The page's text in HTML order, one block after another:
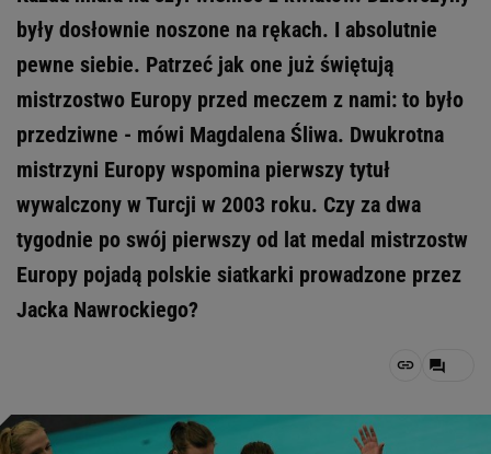
były dosłownie noszone na rękach. I absolutnie
pewne siebie. Patrzeć jak one już świętują
mistrzostwo Europy przed meczem z nami: to było
przedziwne - mówi Magdalena Śliwa. Dwukrotna
mistrzyni Europy wspomina pierwszy tytuł
wywalczony w Turcji w 2003 roku. Czy za dwa
tygodnie po swój pierwszy od lat medal mistrzostw
Europy pojadą polskie siatkarki prowadzone przez
Jacka Nawrockiego?